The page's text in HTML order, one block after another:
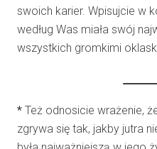
swoich karier. Wpisujcie w
według Was miała swój
wszystkich gromkimi
* Też odnosicie wrażenie,
zgrywa się tak, jakby jutra